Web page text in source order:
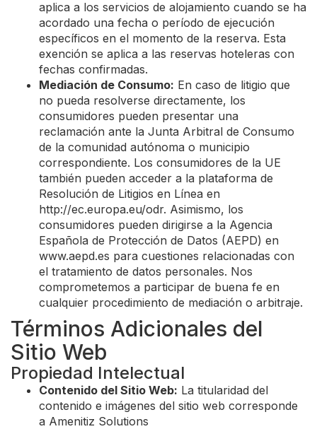
aplica a los servicios de alojamiento cuando se ha
acordado una fecha o período de ejecución
específicos en el momento de la reserva. Esta
exención se aplica a las reservas hoteleras con
fechas confirmadas.
Mediación de Consumo: En caso de litigio que
no pueda resolverse directamente, los
consumidores pueden presentar una
reclamación ante la Junta Arbitral de Consumo
de la comunidad autónoma o municipio
correspondiente. Los consumidores de la UE
también pueden acceder a la plataforma de
Resolución de Litigios en Línea en
http://ec.europa.eu/odr. Asimismo, los
consumidores pueden dirigirse a la Agencia
Española de Protección de Datos (AEPD) en
www.aepd.es para cuestiones relacionadas con
el tratamiento de datos personales. Nos
comprometemos a participar de buena fe en
cualquier procedimiento de mediación o arbitraje.
Términos Adicionales del
Sitio Web
Propiedad Intelectual
Contenido del Sitio Web: La titularidad del
contenido e imágenes del sitio web corresponde
a Amenitiz Solutions